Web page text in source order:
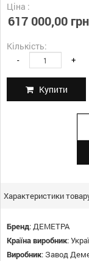
Ціна :
617 000,00
Кількість:
- +
Купити
Характеристики
Бренд:ДЕМЕТРА
Країна виробник:
Виробник:Завод